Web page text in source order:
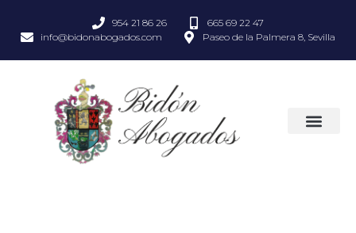
954 21 86 26
665 69 22 47
info@bidonabogados.com
Paseo de la Palmera 8, Sevilla